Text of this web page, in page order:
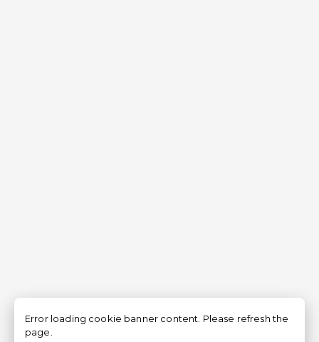
Error loading cookie banner content. Please refresh the
page.